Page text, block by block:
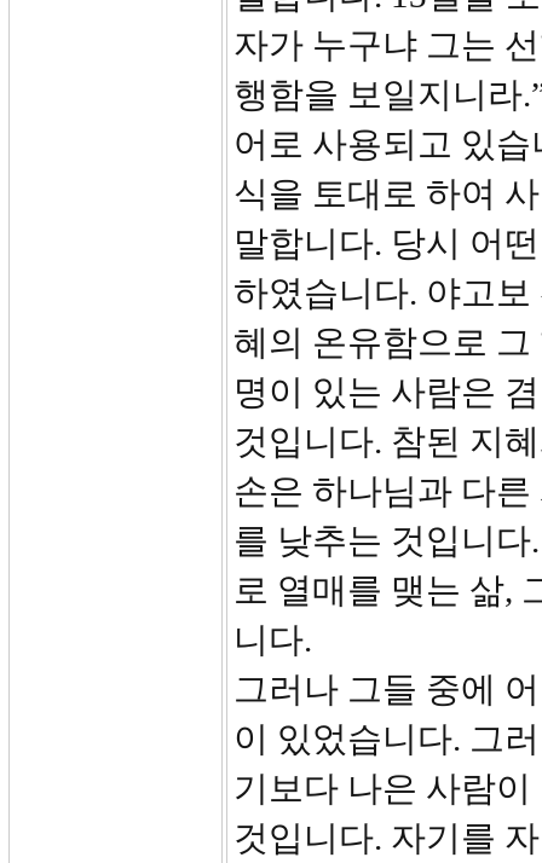
자가 누구냐 그는
행함을 보일지니라
어로 사용되고 있
식을 토대로 하여
말합니다. 당시 어
하였습니다. 야고
혜의 온유함으로
명이 있는 사람은
것입니다. 참된 지
손은 하나님과 다
를 낮추는 것입니
로 열매를 맺는 삶,
니다.
그러나 그들 중에
이 있었습니다. 그
기보다 나은 사람
것입니다. 자기를